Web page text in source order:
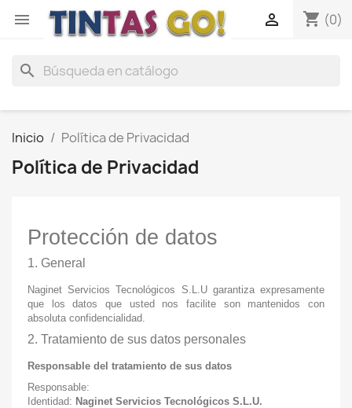
 shopping_cart (0)

search
Inicio Política de Privacidad
Política de Privacidad
Protección de datos
1. General
Naginet Servicios Tecnológicos S.L.U garantiza expresamente
que los datos que usted nos facilite son mantenidos con
absoluta confidencialidad.
2. Tratamiento de sus datos personales
Responsable del tratamiento de sus datos
Responsable:
Identidad: Naginet Servicios Tecnológicos S.L.U.